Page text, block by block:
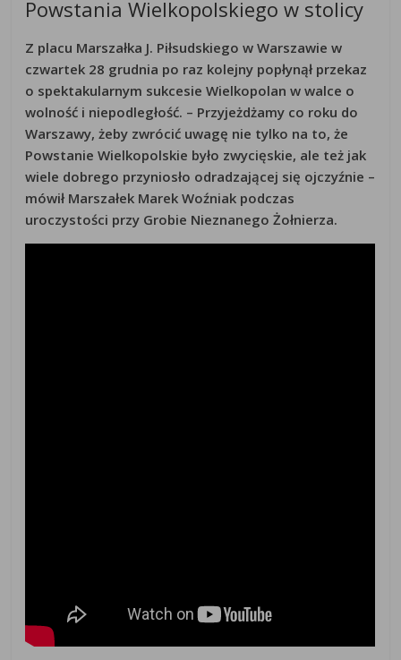
Powstania Wielkopolskiego w stolicy
Z placu Marszałka J. Piłsudskiego w Warszawie w
czwartek 28 grudnia po raz kolejny popłynął przekaz
o spektakularnym sukcesie Wielkopolan w walce o
wolność i niepodległość. – Przyjeżdżamy co roku do
Warszawy, żeby zwrócić uwagę nie tylko na to, że
Powstanie Wielkopolskie było zwycięskie, ale też jak
wiele dobrego przyniosło odradzającej się ojczyźnie –
mówił Marszałek Marek Woźniak podczas
uroczystości przy Grobie Nieznanego Żołnierza.